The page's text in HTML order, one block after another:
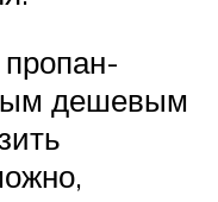
дешевым